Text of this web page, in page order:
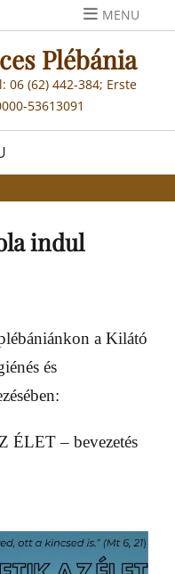
MENU
Plébánia
06 (62) 442-384; Erste
53613091
indul
a Kilátó
és
– bevezetés